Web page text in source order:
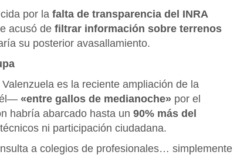
por la falta de transparencia del INRA
acusó de filtrar información sobre terrenos
su posterior avasallamiento.
es la reciente ampliación de la
él— «entre gallos de medianoche» por el
habría abarcado hasta un 90% más del
ni participación ciudadana.
a colegios de profesionales… simplemente